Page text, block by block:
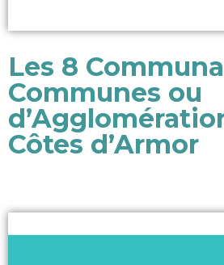
Les 8
Communes ou
Côtes d’Armor